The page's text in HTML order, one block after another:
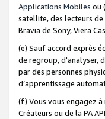
Applications Mobiles ou
satellite, des lecteurs
Bravia de Sony, Viera
(e) Sauf accord exprès
de regroup, d'analyser,
par des personnes
d’apprentissage
(f) Vous vous engagez
Créateurs ou de la PA